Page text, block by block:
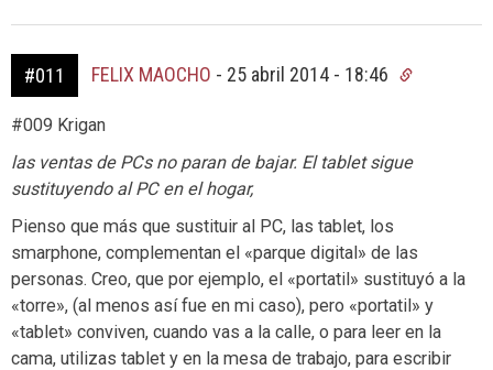
#011 FELIX MAOCHO - 25 abril 2014 - 18:46
#009 Krigan
las ventas de PCs no paran de bajar. El tablet sigue
sustituyendo al PC en el hogar,
Pienso que más que sustituir al PC, las tablet, los
smarphone, complementan el «parque digital» de las
personas. Creo, que por ejemplo, el «portatil» sustituyó a la
«torre», (al menos así fue en mi caso), pero «portatil» y
«tablet» conviven, cuando vas a la calle, o para leer en la
cama, utilizas tablet y en la mesa de trabajo, para escribir